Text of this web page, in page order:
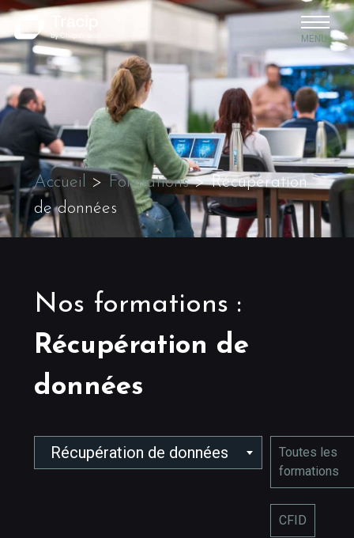
MENU
Accueil > Formations>Récupération
de données
Nos formations :
Récupération de
données
Récupération de données
Toutes les
formations
CFID